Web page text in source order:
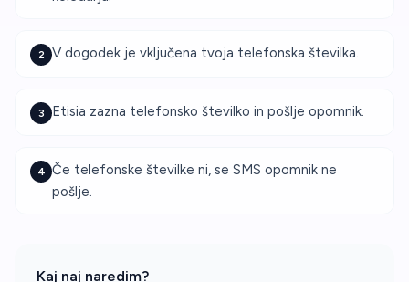
2 V dogodek je vključena tvoja telefonska številka.
3 Etisia zazna telefonsko številko in pošlje opomnik.
4 Če telefonske številke ni, se SMS opomnik ne
pošlje.
Kaj naj naredim?